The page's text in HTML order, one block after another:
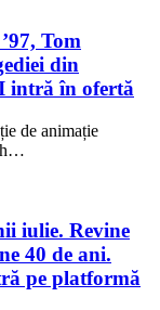
Tom
din
intră în ofertă
de animație
iulie. Revine
40 de ani.
pe platformă